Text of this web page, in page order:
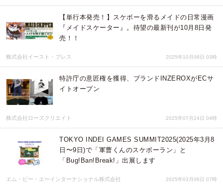
【単行本発売！】スケボーを滑るメイドの日常漫画
『メイドスケーター』。待望の最新刊が10月8日発
売！！
株式会社イースト・プレス 2025年10月08日 03時
特許庁の意匠権を獲得、ブランドINZEROXがECサ
イトオープン
株式会社ローズクリエイト 2025年07月24日 04時
TOKYO INDEI GAMES SUMMIT2025(2025年3月8
日〜9日)で「軍曹くんのスケボーラン」と
「Bug!Ban!Break!」出展します
エム・ビー・エーインターナショナル株式会社 2025年03月06日 07時